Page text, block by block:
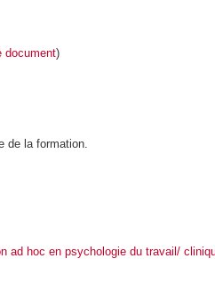
document)
de la formation.
ad hoc en psychologie du travail/